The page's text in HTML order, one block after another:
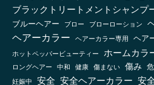
ブラックトリートメントシャンプ
ブルーヘアー ブロー ブローローション
ヘアーカラー ヘアーカラー専用 ヘア
ホットペッパービューティー ホームカラ
ロングヘアー 中和 健康 傷まない 傷み
妊娠中 安全 安全ヘアーカラー 安